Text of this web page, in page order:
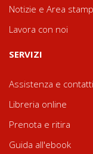
Notizie e Area
Lavora con noi
SERVIZI
Assistenza e contatti
Libreria online
Prenota e ritira
Guida all'ebook